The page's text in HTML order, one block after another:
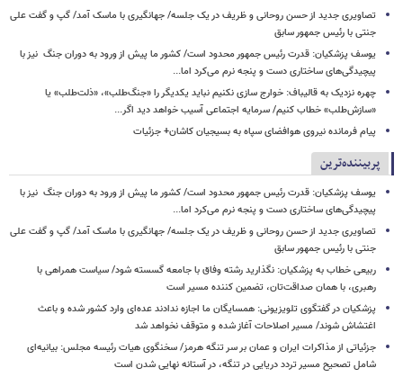
تصاویری جدید از حسن روحانی و ظریف در یک جلسه/ جهانگیری با ماسک آمد/ گپ و گفت علی
جنتی با رئیس جمهور سابق
یوسف پزشکیان: قدرت رئیس‌ جمهور محدود است/ کشور ما پیش از ورود به دوران جنگ نیز با
پیچیدگی‌های ساختاری دست و پنجه نرم می‌کرد اما...
چهره نزدیک به قالیباف: خوارج سازی نکنیم نباید یکدیگر را «جنگ‌طلب»، «ذلت‌طلب» یا
«سازش‌طلب» خطاب کنیم/ سرمایه اجتماعی آسیب خواهد دید اگر...
پیام فرمانده نیروی هوافضای سپاه به بسیجیان کاشان+ جزئیات
پربیننده‌ترین
یوسف پزشکیان: قدرت رئیس‌ جمهور محدود است/ کشور ما پیش از ورود به دوران جنگ نیز با
پیچیدگی‌های ساختاری دست و پنجه نرم می‌کرد اما...
تصاویری جدید از حسن روحانی و ظریف در یک جلسه/ جهانگیری با ماسک آمد/ گپ و گفت علی
جنتی با رئیس جمهور سابق
ربیعی خطاب به پزشکیان: نگذارید رشته وفاق با جامعه گسسته شود/ سیاست همراهی با
رهبری، با همان صداقت‌تان، تضمین کننده مسیر است
پزشکیان در گفتگوی تلویزیونی: همسایگان ما اجازه ندادند عده‌ای وارد کشور شده و باعث
اغتشاش شوند/ مسیر اصلاحات آغاز شده و متوقف نخواهد شد
جزئیاتی از مذاکرات ایران و عمان بر سر تنگه هرمز/ سخنگوی هیات رئیسه مجلس: بیانیه‌ای
شامل تصحیح مسیر تردد دریایی در تنگه، در آستانه نهایی شدن است